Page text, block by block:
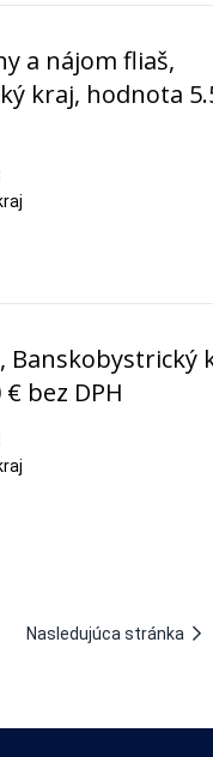
a nájom fliaš,
kraj, hodnota
Banskobystrický
bez DPH
Nasledujúca stránka